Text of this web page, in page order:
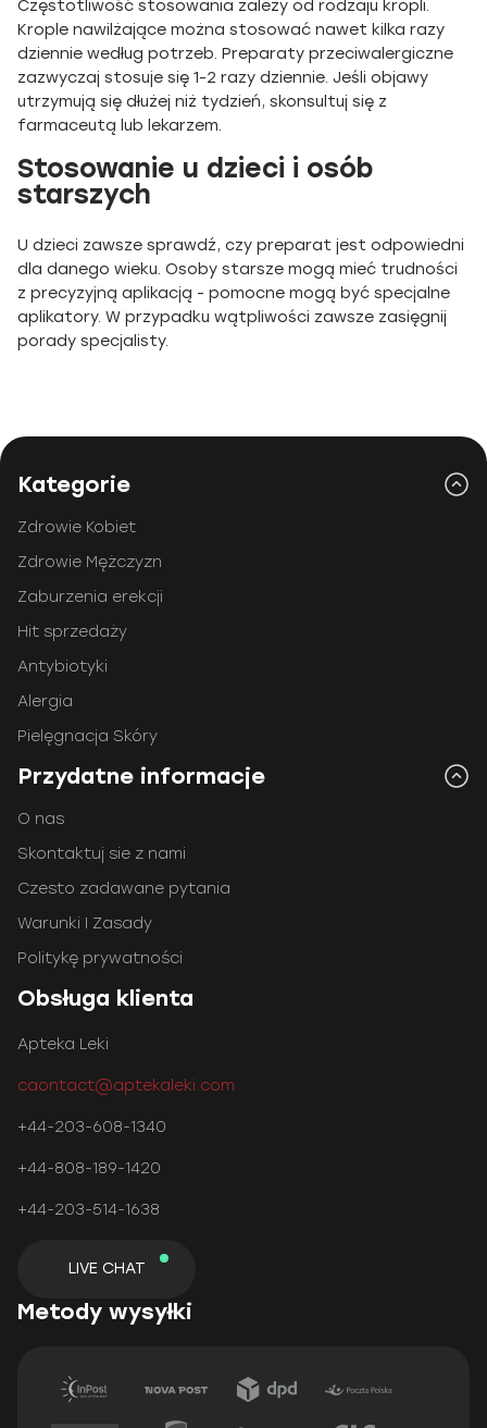
Częstotliwość stosowania zależy od rodzaju kropli.
Krople nawilżające można stosować nawet kilka razy
dziennie według potrzeb. Preparaty przeciwalergiczne
zazwyczaj stosuje się 1-2 razy dziennie. Jeśli objawy
utrzymują się dłużej niż tydzień, skonsultuj się z
farmaceutą lub lekarzem.
Stosowanie u dzieci i osób
starszych
U dzieci zawsze sprawdź, czy preparat jest odpowiedni
dla danego wieku. Osoby starsze mogą mieć trudności
z precyzyjną aplikacją - pomocne mogą być specjalne
aplikatory. W przypadku wątpliwości zawsze zasięgnij
porady specjalisty.
Kategorie
Zdrowie Kobiet
Zdrowie Mężczyzn
Zaburzenia erekcji
Hit sprzedaży
Antybiotyki
Alergia
Pielęgnacja Skóry
Przydatne informacje
O nas
Skontaktuj sie z nami
Czesto zadawane pytania
Warunki I Zasady
Politykę prywatności
Obsługa klienta
Apteka Leki
caontact@aptekaleki.com
+44-203-608-1340
+44-808-189-1420
+44-203-514-1638
LIVE CHAT
Metody wysyłki